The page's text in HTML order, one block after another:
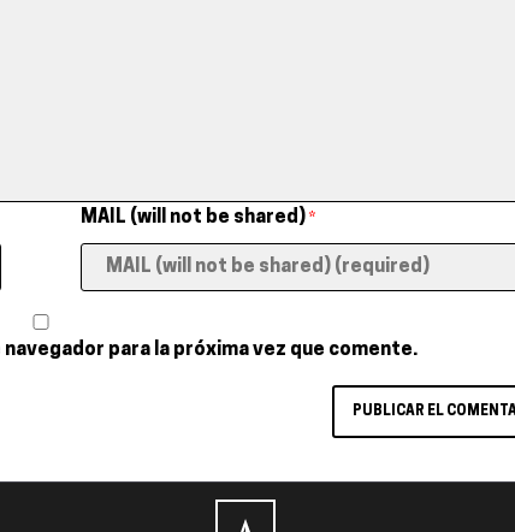
MAIL (will not be shared) *
para la próxima vez que comente.